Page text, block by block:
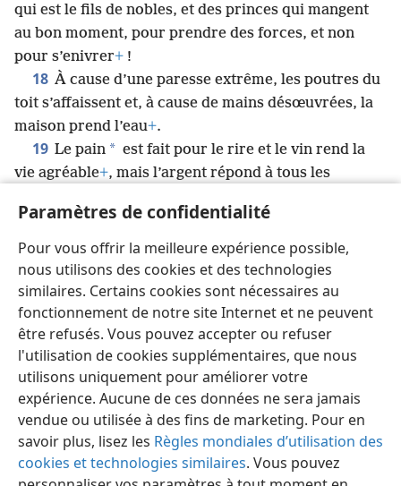
Paramètres de confidentialité
Pour vous offrir la meilleure expérience possible,
nous utilisons des cookies et des technologies
similaires. Certains cookies sont nécessaires au
fonctionnement de notre site Internet et ne peuvent
être refusés. Vous pouvez accepter ou refuser
l'utilisation de cookies supplémentaires, que nous
utilisons uniquement pour améliorer votre
expérience. Aucune de ces données ne sera jamais
vendue ou utilisée à des fins de marketing. Pour en
savoir plus, lisez les Règles mondiales d’utilisation des
cookies et technologies similaires. Vous pouvez
qui est le fils de nobles, et des princes qui mangent
au bon moment, pour prendre des forces, et non
pour s’enivrer+ !
18 À cause d’une paresse extrême, les poutres du
toit s’affaissent et, à cause de mains désœuvrées, la
maison prend l’eau+.
19 Le pain * est fait pour le rire et le vin rend la
vie agréable+, mais l’argent répond à tous les
20 Même en pensée * , ne maudis pas le roi
dans ta chambre, ne maudis pas le riche ; car un
oiseau * pourrait en transmettre le son * , ou un
animal ailé pourrait répéter ce qui a été dit.
Français Partager Préférences
Copyright © 2026 Watch Tower Bible and Tract Society of Pennsylvania
Conditions d’utilisation
Règles de confidentialité
Paramètres de confidentialité
JW.ORG Se connecter